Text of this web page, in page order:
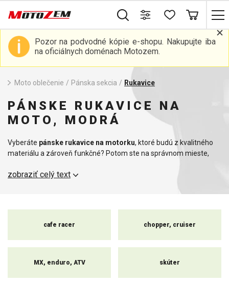
Pozor na podvodné kópie e-shopu. Nakupujte iba
na oficiálnych doménach Motozem.
Moto oblečenie / Pánska sekcia / Rukavice
PÁNSKE RUKAVICE NA
MOTO, MODRÁ
Vyberáte pánske rukavice na motorku, ktoré budú z kvalitného
materiálu a zároveň funkčné? Potom ste na správnom mieste,
trhu. Ponúkame široký výber motorkárskych rukavíc v štýle cafe
Podľa typu vašej motorky si jednoducho vyberiete tie správne
motorkárov je vždy na prvom mieste bezpečnosť, takže sa určite
pozrite aj nabezpečnostnú výbavuna moto.
zobraziť celý text
cafe racer chopper, cruiser
MX, enduro, ATV skúter